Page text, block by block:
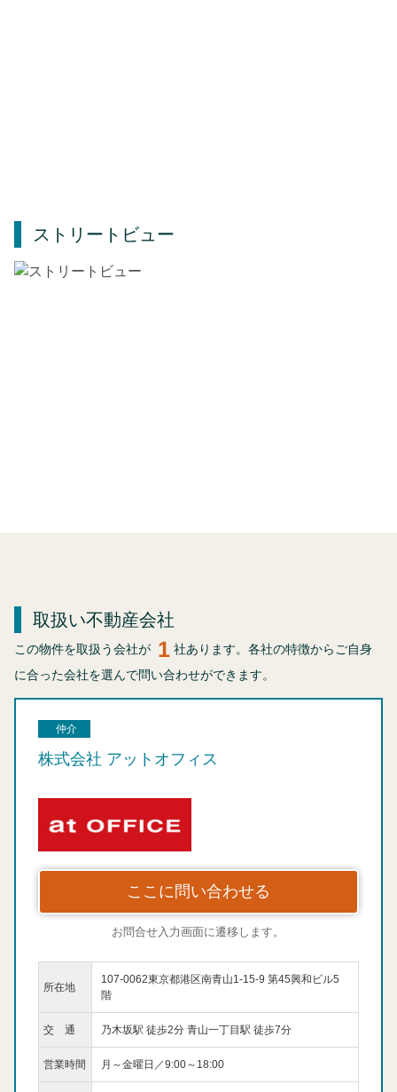
ストリートビュー
取扱い不動産会社
この物件を取扱う会社が 1 社あります。各社の特徴からご自身
に合った会社を選んで問い合わせができます。
仲介
株式会社 アットオフィス
ここに問い合わせる
お問合せ入力画面に遷移します。
所在地
107-0062東京都港区南青山1-15-9 第45興和ビル5
階
交 通 乃木坂駅 徒歩2分 青山一丁目駅 徒歩7分
営業時間 月～金曜日／9:00～18:00